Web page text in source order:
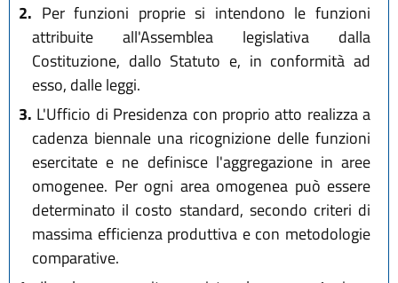
2. Per funzioni proprie si intendono le funzioni
attribuite all'Assemblea legislativa dalla
Costituzione, dallo Statuto e, in conformità ad
esso, dalle leggi.
3. L'Ufficio di Presidenza con proprio atto realizza a
cadenza biennale una ricognizione delle funzioni
esercitate e ne definisce l'aggregazione in aree
omogenee. Per ogni area omogenea può essere
determinato il costo standard, secondo criteri di
massima efficienza produttiva e con metodologie
comparative.